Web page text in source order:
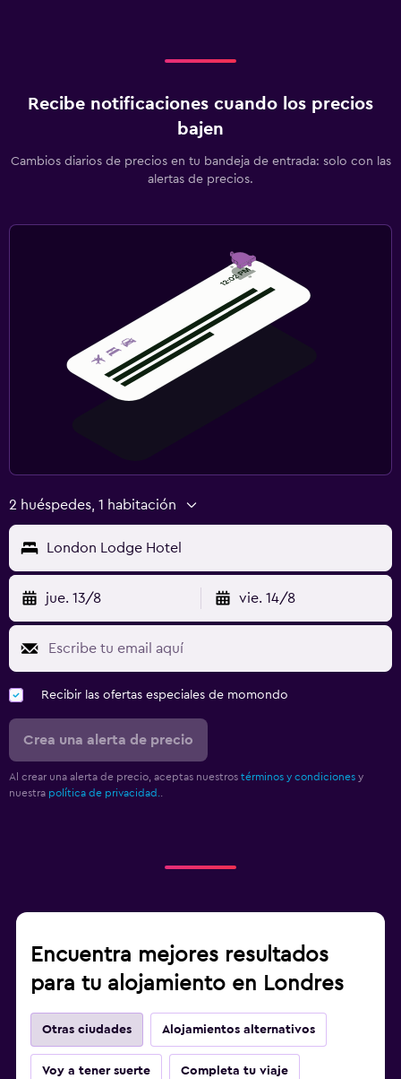
Recibe notificaciones cuando los precios
bajen
Cambios diarios de precios en tu bandeja de entrada: solo con las
alertas de precios.
2 huéspedes, 1 habitación
London Lodge Hotel
jue. 13/8 vie. 14/8
Recibir las ofertas especiales de momondo
Crea una alerta de precio
Al crear una alerta de precio, aceptas nuestros términos y condiciones y
nuestra política de privacidad.
Encuentra mejores resultados
para tu alojamiento en Londres
Otras ciudades Alojamientos alternativos
Voy a tener suerte Completa tu viaje